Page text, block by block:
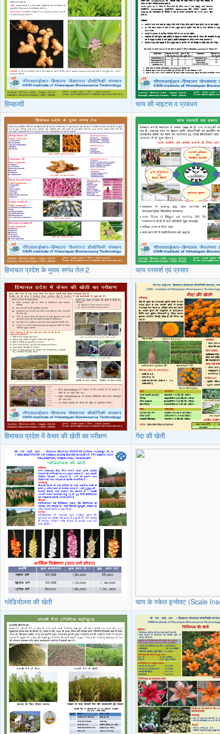
हिमहल्दी चाय की माइटस व प्रबंधन
हिमाचल प्रदेश के मुख्य सगंध तेल 2 चाय परामर्श एवं प्रसार
हिमाचल प्रदेश में केसर की खेती का परीक्षण गेंदा की खेती
ग्लेडियोलस की खेती चाय के स्केल इन्सेक्ट (Scale